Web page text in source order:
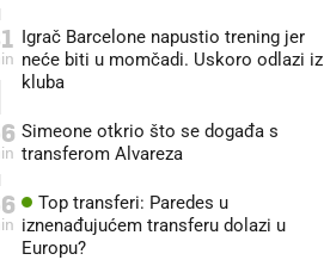
Igrač Barcelone napustio trening jer
neće biti u momčadi. Uskoro odlazi iz
kluba
Simeone otkrio što se događa s
transferom Alvareza
Top transferi: Paredes u
iznenađujućem transferu dolazi u
Europu?